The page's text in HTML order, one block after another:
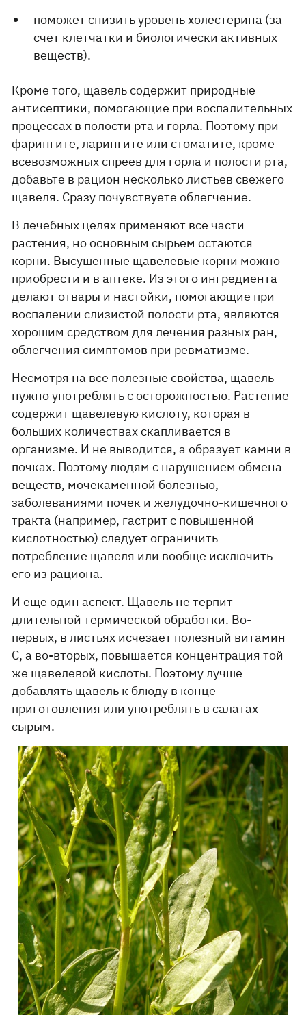
поможет снизить уровень холестерина (за
счет клетчатки и биологически активных
веществ).
Кроме того, щавель содержит природные
антисептики, помогающие при воспалительных
процессах в полости рта и горла. Поэтому при
фарингите, ларингите или стоматите, кроме
всевозможных спреев для горла и полости рта,
добавьте в рацион несколько листьев свежего
щавеля. Сразу почувствуете облегчение.
В лечебных целях применяют все части
растения, но основным сырьем остаются
корни. Высушенные щавелевые корни можно
приобрести и в аптеке. Из этого ингредиента
делают отвары и настойки, помогающие при
воспалении слизистой полости рта, являются
хорошим средством для лечения разных ран,
облегчения симптомов при ревматизме.
Несмотря на все полезные свойства, щавель
нужно употреблять с осторожностью. Растение
содержит щавелевую кислоту, которая в
больших количествах скапливается в
организме. И не выводится, а образует камни в
почках. Поэтому людям с нарушением обмена
веществ, мочекаменной болезнью,
заболеваниями почек и желудочно-кишечного
тракта (например, гастрит с повышенной
кислотностью) следует ограничить
потребление щавеля или вообще исключить
его из рациона.
И еще один аспект. Щавель не терпит
длительной термической обработки. Во-
первых, в листьях исчезает полезный витамин
С, а во-вторых, повышается концентрация той
же щавелевой кислоты. Поэтому лучше
добавлять щавель к блюду в конце
приготовления или употреблять в салатах
сырым.